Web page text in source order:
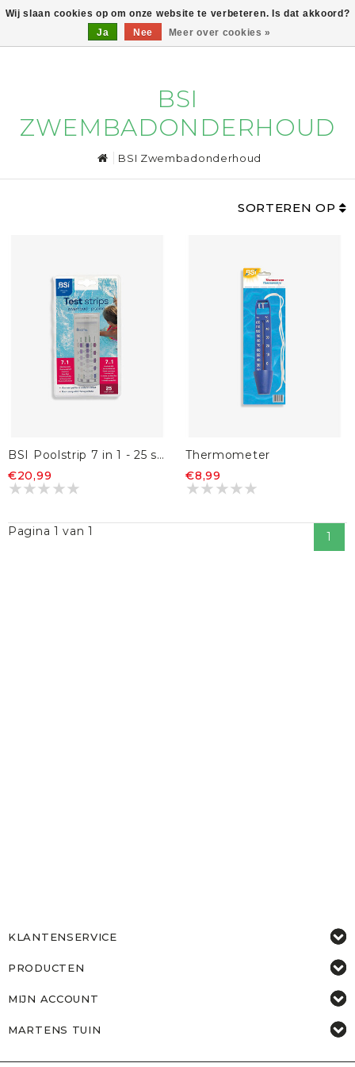
0
BSI
ZWEMBADONDERHOUD
BSI Zwembadonderhoud
SORTEREN OP
BSI Poolstrip 7 in 1 - 25 stuks
€20,99
Thermometer
€8,99
Pagina 1 van 1 1
KLANTENSERVICE
PRODUCTEN
MIJN ACCOUNT
MARTENS TUIN
Wij slaan cookies op om onze website te verbeteren. Is dat akkoord?
Ja
Nee Meer over cookies »